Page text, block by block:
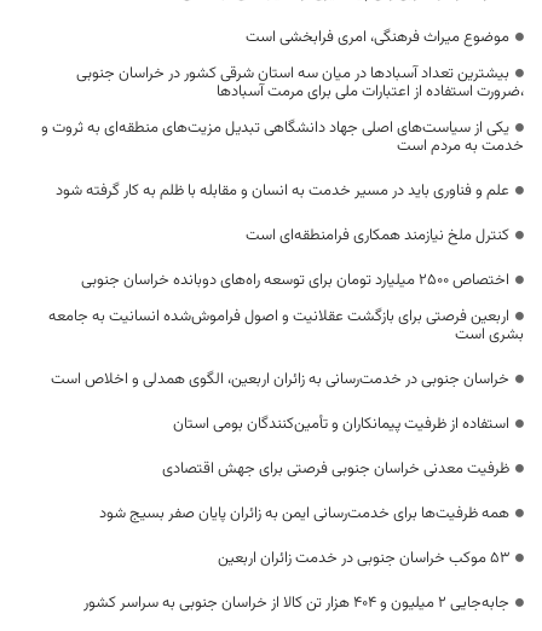
موضوع میراث فرهنگی، امری فرابخشی است
بیشترین تعداد آسبادها در میان سه استان شرقی کشور در خراسان جنوبی
،ضرورت استفاده از اعتبارات ملی برای مرمت آسبادها
یکی از سیاست‌های اصلی جهاد دانشگاهی تبدیل مزیت‌های منطقه‌ای به ثروت و
خدمت به مردم است
علم و فناوری باید در مسیر خدمت به انسان و مقابله با ظلم به کار گرفته شود
کنترل ملخ نیازمند همکاری فرامنطقه‌ای است
اختصاص 2500 میلیارد تومان برای توسعه راه‌های دوبانده خراسان جنوبی
اربعین فرصتی برای بازگشت عقلانیت و اصول فراموش‌شده انسانیت به جامعه
بشری است
خراسان جنوبی در خدمت‌رسانی به زائران اربعین، الگوی همدلی و اخلاص است
استفاده از ظرفیت پیمانکاران و تأمین‌کنندگان بومی استان
ظرفیت معدنی خراسان جنوبی فرصتی برای جهش اقتصادی
همه ظرفیت‌ها برای خدمت‌رسانی ایمن به زائران پایان صفر بسیج شود
53 موکب خراسان جنوبی در خدمت زائران اربعین
جابه‌جایی 2 میلیون و 404 هزار تن کالا از خراسان جنوبی به سراسر کشور